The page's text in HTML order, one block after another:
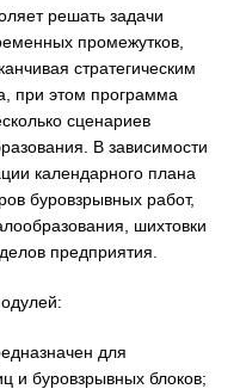
решать задачи
промежутков,
стратегическим
при этом программа
сценариев
В зависимости
календарного плана
буровзрывных работ,
шихтовки
предприятия.
для
и буровзрывных блоков;